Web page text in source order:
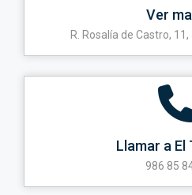
Ver
R. Rosalía de Castro,
Llamar a El
986 85